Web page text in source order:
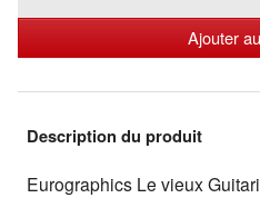
Ajouter
Description du produit
Eurographics Le vieux